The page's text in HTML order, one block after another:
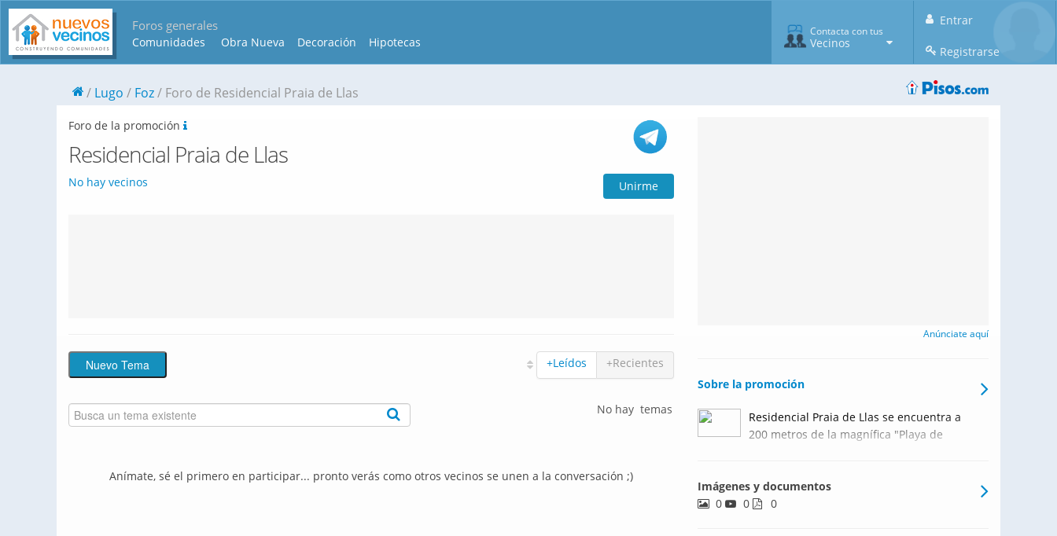
Foros generales
Comunidades Obra Nueva Decoración Hipotecas
Entrar
Registrarse
Contacta con tus
Vecinos
Lugo Foz Foro de Residencial Praia de Llas
Foro de la promoción
Residencial Praia de Llas
No hay vecinos Unirme
+Leídos +Recientes
No hay temas
Anímate, sé el primero en participar... pronto verás como otros vecinos se unen a la conversación ;)
Anúnciate aquí
Sobre la promoción
Residencial Praia de Llas se encuentra a
200 metros de la magnífica "Playa de
terrazas y fachada de piedra natural
Imágenes y documentos
0
0 0